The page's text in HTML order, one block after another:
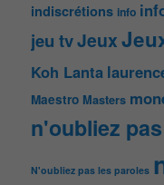
indiscrétions info
jeu tvJeux
Koh Lanta
Maestro Masters
n'oubliez
N'oubliez pas les paroles